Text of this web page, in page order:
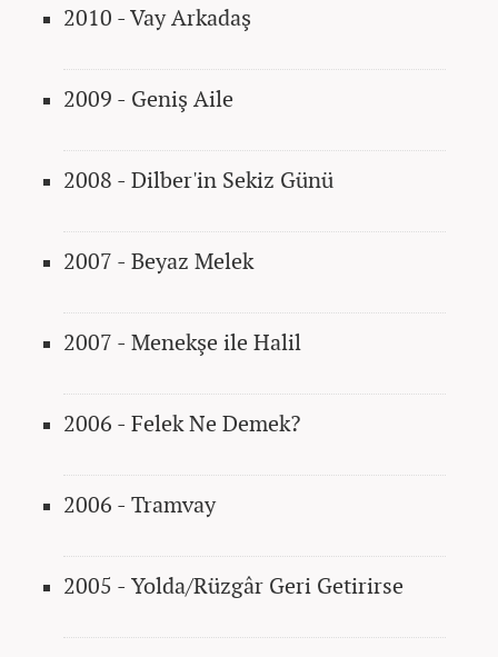
2010 - Vay Arkadaş
2009 - Geniş Aile
2008 - Dilber'in Sekiz Günü
2007 - Beyaz Melek
2007 - Menekşe ile Halil
2006 - Felek Ne Demek?
2006 - Tramvay
2005 - Yolda/Rüzgâr Geri Getirirse